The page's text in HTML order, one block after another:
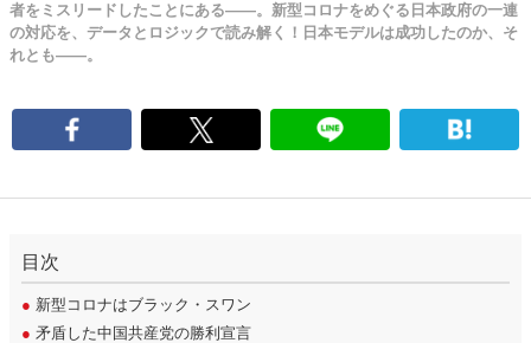
者をミスリードしたことにある――。新型コロナをめぐる日本政府の一連
の対応を、データとロジックで読み解く！日本モデルは成功したのか、そ
れとも――。
目次
● 新型コロナはブラック・スワン
● 矛盾した中国共産党の勝利宣言